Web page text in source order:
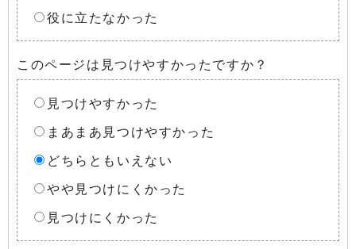
役に立たなかった
このページは見つけやすかったですか？
見つけやすかった
まあまあ見つけやすかった
どちらともいえない
やや見つけにくかった
見つけにくかった